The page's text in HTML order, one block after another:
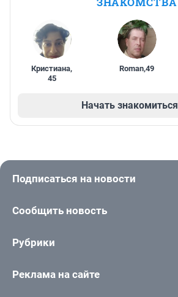
Кристиана,
45
Roman,49
Начать знакомиться
Подписаться на новости
Сообщить новость
Рубрики
Реклама на сайте